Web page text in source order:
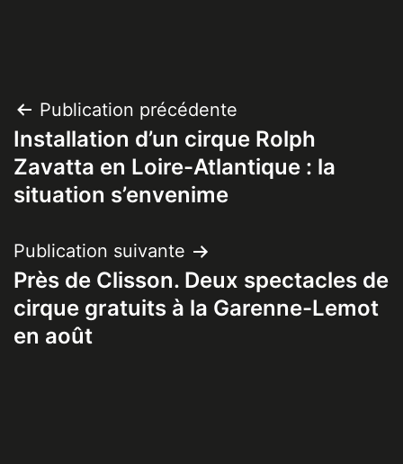
Navigation
de
l’article
Publication précédente
Installation d’un cirque Rolph
Zavatta en Loire-Atlantique : la
situation s’envenime
Publication suivante
Près de Clisson. Deux spectacles de
cirque gratuits à la Garenne-Lemot
en août